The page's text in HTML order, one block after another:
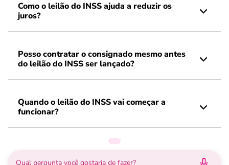
Como o leilão do INSS ajuda a reduzir os
juros?
Posso contratar o consignado mesmo antes
do leilão do INSS ser lançado?
Quando o leilão do INSS vai começar a
funcionar?